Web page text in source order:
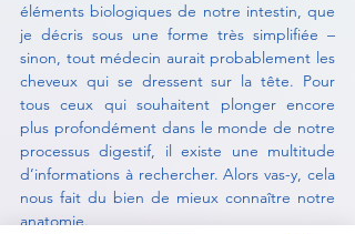
éléments biologiques de notre intestin, que
je décris sous une forme très simplifiée –
sinon, tout médecin aurait probablement les
cheveux qui se dressent sur la tête. Pour
tous ceux qui souhaitent plonger encore
plus profondément dans le monde de notre
processus digestif, il existe une multitude
d’informations à rechercher. Alors vas-y, cela
nous fait du bien de mieux connaître notre
anatomie.